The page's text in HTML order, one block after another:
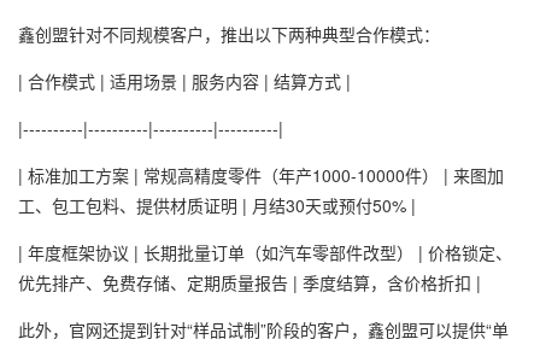
鑫创盟针对不同规模客户，推出以下两种典型合作模式：
| 合作模式 | 适用场景 | 服务内容 | 结算方式 |
|----------|----------|----------|----------|
| 标准加工方案 | 常规高精度零件（年产1000-10000件） | 来图加
工、包工包料、提供材质证明 | 月结30天或预付50% |
| 年度框架协议 | 长期批量订单（如汽车零部件改型） | 价格锁定、
优先排产、免费存储、定期质量报告 | 季度结算，含价格折扣 |
此外，官网还提到针对“样品试制”阶段的客户，鑫创盟可以提供“单